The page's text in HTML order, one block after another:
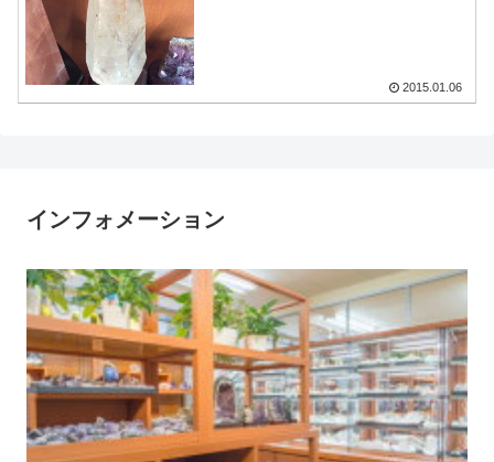
2015.01.06
インフォメーション